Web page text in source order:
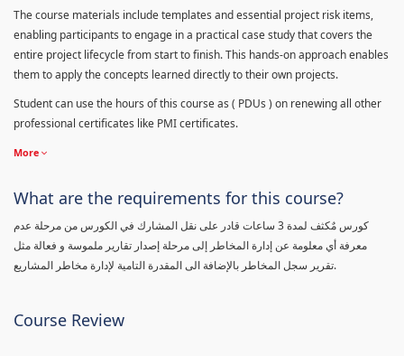
The course materials include templates and essential project risk items,
enabling participants to engage in a practical case study that covers the
entire project lifecycle from start to finish. This hands-on approach enables
them to apply the concepts learned directly to their own projects.
Student can use the hours of this course as ( PDUs ) on renewing all other
professional certificates like PMI certificates.
More
What are the requirements for this course?
كورس مٌكثف لمدة 3 ساعات قادر على نقل المشارك في الكورس من مرحلة عدم
معرفة أي معلومة عن إدارة المخاطر إلى مرحلة إصدار تقارير ملموسة و فعالة مثل
تقرير سجل المخاطر بالإضافة الى المقدرة التامية لإدارة مخاطر المشاريع.
Course Review